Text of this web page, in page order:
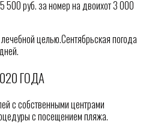
500 руб. за номер на двоихот 3 000
целью.Сентябрьская погода
ГОДА
с собственными центрами
с посещением пляжа.